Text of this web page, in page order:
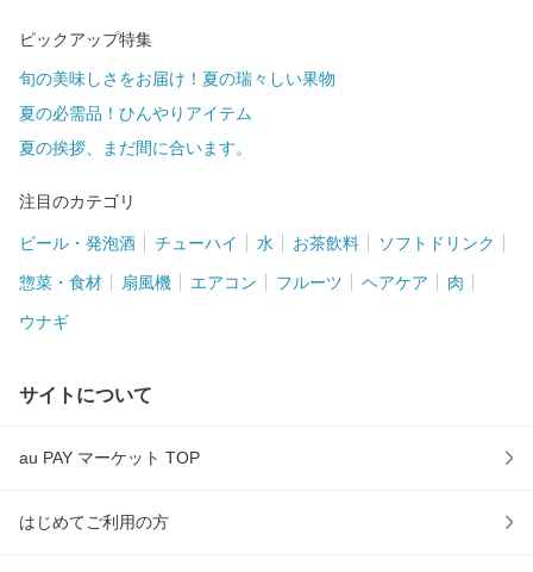
ピックアップ特集
旬の美味しさをお届け！夏の瑞々しい果物
夏の必需品！ひんやりアイテム
夏の挨拶、まだ間に合います。
注目のカテゴリ
ビール・発泡酒 チューハイ 水 お茶飲料 ソフトドリンク
惣菜・食材 扇風機 エアコン フルーツ ヘアケア 肉
ウナギ
サイトについて
au PAY マーケット TOP
はじめてご利用の方